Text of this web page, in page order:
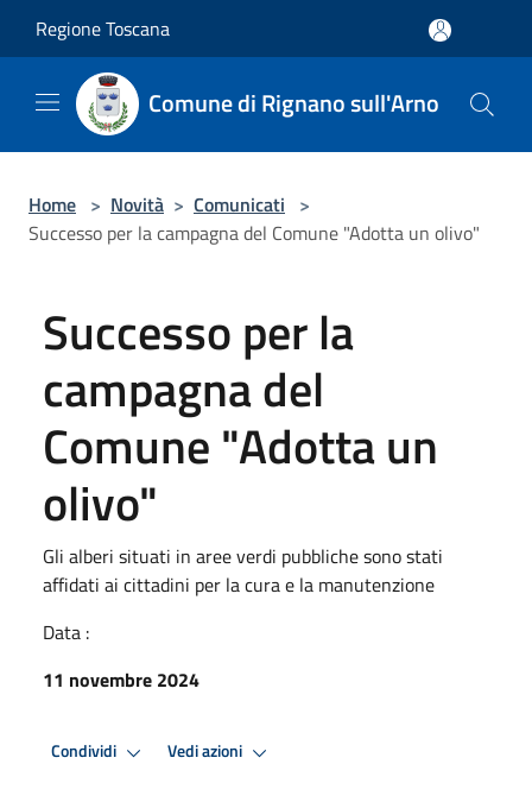
Regione Toscana
Comune di Rignano sull'Arno
Home > Novità > Comunicati >
Successo per la campagna del Comune "Adotta un olivo"
Successo per la
campagna del
Comune "Adotta un
olivo"
Gli alberi situati in aree verdi pubbliche sono stati
affidati ai cittadini per la cura e la manutenzione
Data :
11 novembre 2024
Condividi Vedi azioni